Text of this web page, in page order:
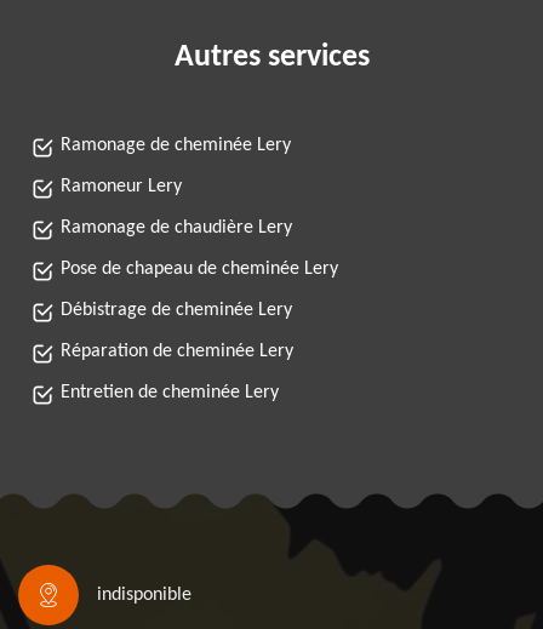
Autres services
Ramonage de cheminée Lery
Ramoneur Lery
Ramonage de chaudière Lery
Pose de chapeau de cheminée Lery
Débistrage de cheminée Lery
Réparation de cheminée Lery
Entretien de cheminée Lery
indisponible